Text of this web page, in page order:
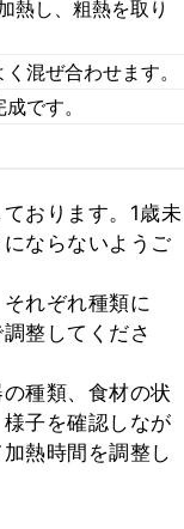
熱し、粗熱を取り
混ぜ合わせます。
です。
おります。1歳未
ならないようご
れぞれ種類に
整してくださ
種類、食材の状
子を確認しなが
熱時間を調整し